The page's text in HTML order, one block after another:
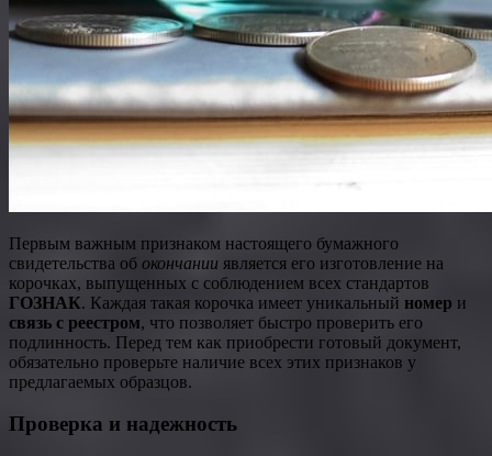
Первым важным признаком настоящего бумажного
свидетельства об окончании является его изготовление на
корочках, выпущенных с соблюдением всех стандартов
ГОЗНАК. Каждая такая корочка имеет уникальный номер и
связь с реестром, что позволяет быстро проверить его
подлинность. Перед тем как приобрести готовый документ,
обязательно проверьте наличие всех этих признаков у
предлагаемых образцов.
Проверка и надежность